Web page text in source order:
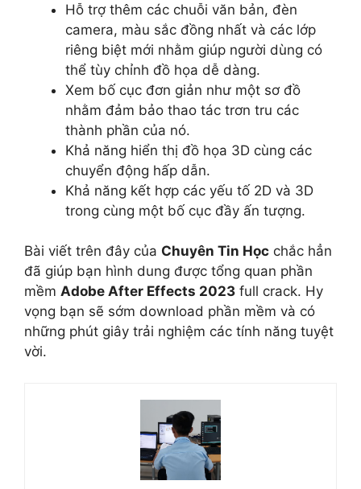
Hỗ trợ thêm các chuỗi văn bản, đèn
camera, màu sắc đồng nhất và các lớp
riêng biệt mới nhằm giúp người dùng có
thể tùy chỉnh đồ họa dễ dàng.
Xem bố cục đơn giản như một sơ đồ
nhằm đảm bảo thao tác trơn tru các
thành phần của nó.
Khả năng hiển thị đồ họa 3D cùng các
chuyển động hấp dẫn.
Khả năng kết hợp các yếu tố 2D và 3D
trong cùng một bố cục đầy ấn tượng.
Bài viết trên đây của Chuyên Tin Học chắc hẳn
đã giúp bạn hình dung được tổng quan phần
mềm Adobe After Effects 2023 full crack. Hy
vọng bạn sẽ sớm download phần mềm và có
những phút giây trải nghiệm các tính năng tuyệt
vời.